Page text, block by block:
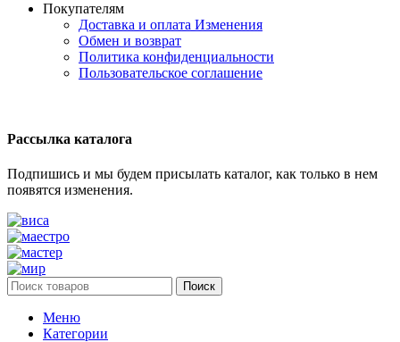
Покупателям
Доставка и оплата Изменения
Обмен и возврат
Политика конфиденциальности
Пользовательское соглашение
Рассылка каталога
Подпишись и мы будем присылать каталог, как только в нем
появятся изменения.
Поиск
Меню
Категории